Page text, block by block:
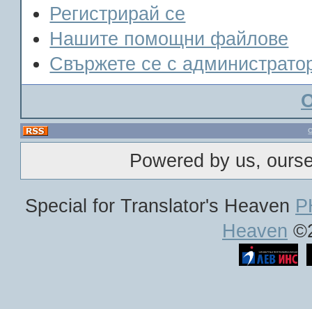
Регистрирай се
Нашите помощни файлове
Свържете се с
Powered by us,
Special for Translator's Heaven
Heaven